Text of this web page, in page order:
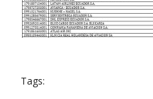
Tags: